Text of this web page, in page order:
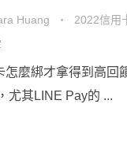
Huang
2022信用
怎麼綁才拿得到高回
尤其LINE Pay的 ...